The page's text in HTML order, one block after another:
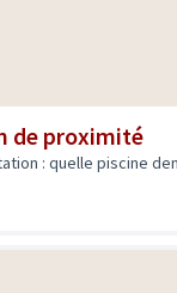
de proximité
: quelle piscine